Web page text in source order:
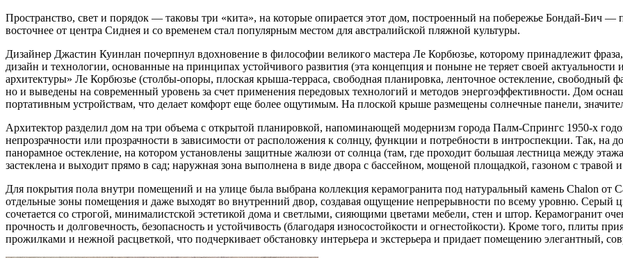
Пространство, свет и порядок — таковы три «кита», на которые опирается этот дом, построенный на побережье Бондай-Бич —
восточнее от центра Сиднея и со временем стал популярным местом для австралийской пляжной культуры.
Дизайнер Джастин Куинлан почерпнул вдохновение в философии великого мастера Ле Корбюзье, которому принадлежит
дизайн и технологии, основанные на принципах устойчивого развития (эта концепция и поныне не теряет своей
архитектуры» Ле Корбюзье (столбы-опоры, плоская крыша-терраса, свободная планировка, ленточное остекление, свободный
но и выведены на современный уровень за счет применения передовых технологий и методов энергоэффективности. Дом
портативным устройствам, что делает комфорт еще более ощутимым. На плоской крыше размещены солнечные панели,
Архитектор разделил дом на три объема с открытой планировкой, напоминающей модернизм города Палм-Спрингс 1950-х
непрозрачности или прозрачности в зависимости от расположения к солнцу, функции и потребности в интроспекции. Так, на
панорамное остекление, на котором установлены защитные жалюзи от солнца (там, где проходит большая лестница между
застеклена и выходит прямо в сад; наружная зона выполнена в виде двора с бассейном, мощеной площадкой, газоном с травой
Для покрытия пола внутри помещений и на улице была выбрана коллекция керамогранита под натуральный камень Chalon от
отдельные зоны помещения и даже выходят во внутренний двор, создавая ощущение непрерывности по всему уровню. Серый
сочетается со строгой, минималистской эстетикой дома и светлыми, сияющими цветами мебели, стен и штор. Керамогранит
прочность и долговечность, безопасность и устойчивость (благодаря износостойкости и огнестойкости). Кроме того, плиты
прожилками и нежной расцветкой, что подчеркивает обстановку интерьера и экстерьера и придает помещению элегантный,